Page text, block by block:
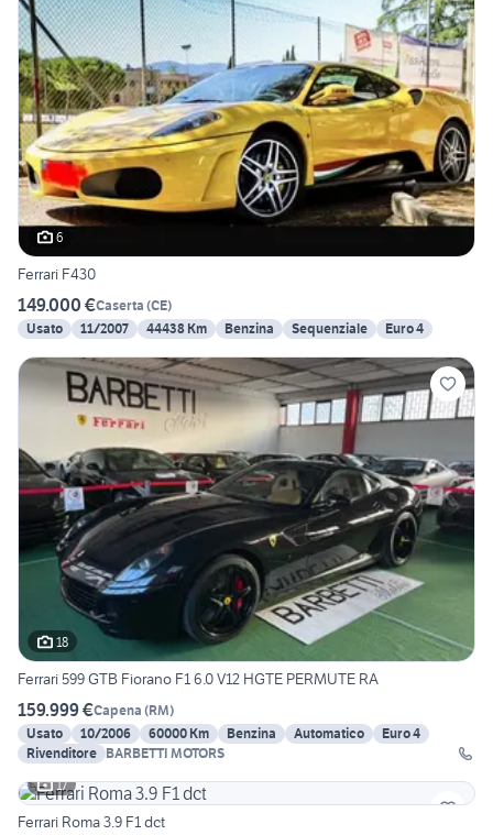
6
Ferrari F430
149.000 €Caserta (CE)
Usato
11/2007 44438 Km Benzina Sequenziale Euro 4
18
Ferrari 599 GTB Fiorano F1 6.0 V12 HGTE PERMUTE RA
159.999 €Capena (RM)
Usato
10/2006 60000 Km Benzina Automatico
Euro 4
Rivenditore BARBETTI MOTORS
17
Ferrari Roma 3.9 F1 dct